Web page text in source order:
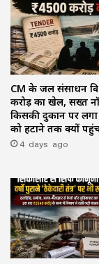
CM के जल संसाधन
करोड़ का खेल, सख्त
किसकी दुकान पर लगा
को हटाने तक क्यों
4 days ago